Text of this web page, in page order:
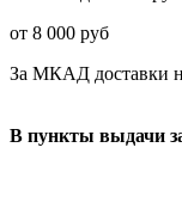
от 8
За МКАД доставки
В пункты выдачи